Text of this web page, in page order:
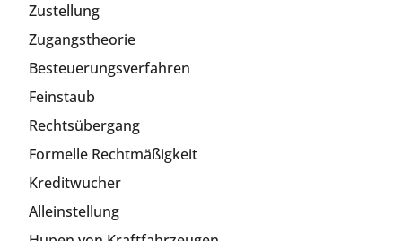
Zustellung
Zugangstheorie
Besteuerungsverfahren
Feinstaub
Rechtsübergang
Formelle Rechtmäßigkeit
Kreditwucher
Alleinstellung